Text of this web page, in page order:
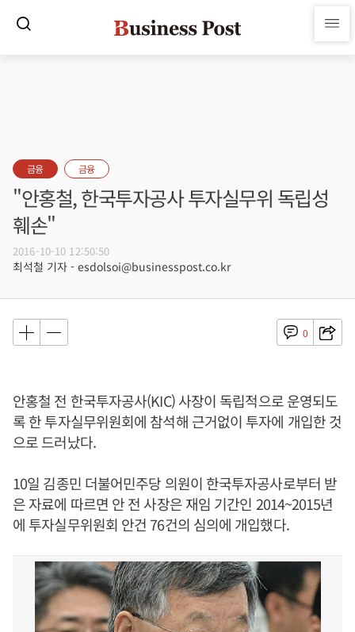
금융 금융
"안홍철, 한국투자공사 투자실무위 독립성
훼손"
2016-10-10 12:50:50
최석철 기자 - esdolsoi@businesspost.co.kr
0
안홍철 전 한국투자공사(KIC) 사장이 독립적으로 운영되도
록 한 투자실무위원회에 참석해 근거없이 투자에 개입한 것
으로 드러났다.
10일 김종민 더불어민주당 의원이 한국투자공사로부터 받
은 자료에 따르면 안 전 사장은 재임 기간인 2014~2015년
에 투자실무위원회 안건 76건의 심의에 개입했다.